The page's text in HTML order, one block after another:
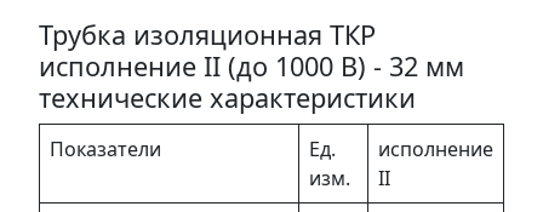
Трубка изоляционная ТКР
исполнение II (до 1000 В) - 32 мм
технические характеристики
Показатели
Ед.
изм.
исполнение
II